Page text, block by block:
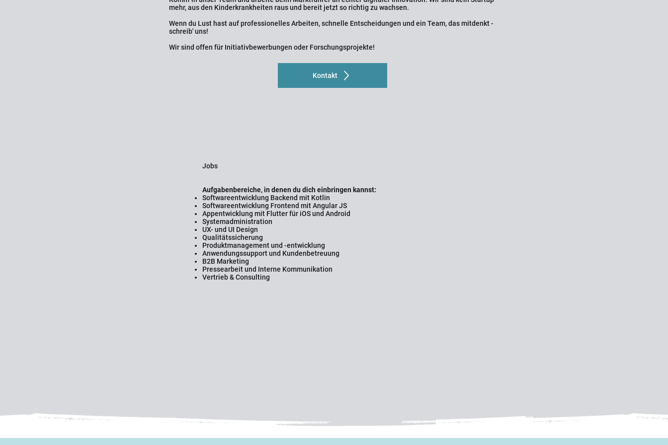
mehr, aus den Kinderkrankheiten raus und bereit jetzt so richtig zu wachsen.
Wenn du Lust hast auf professionelles Arbeiten, schnelle Entscheidungen und ein Team, das mitdenkt -
schreib' uns!
Wir sind offen für Initiativbewerbungen oder Forschungsprojekte!
Kontakt
Jobs
Aufgabenbereiche, in denen du dich einbringen kannst:
Softwareentwicklung Backend mit Kotlin
Softwareentwicklung Frontend mit Angular JS
Appentwicklung mit Flutter für iOS und Android
Systemadministration
UX- und UI Design
Qualitätssicherung
Produktmanagement und -entwicklung
Anwendungssupport und Kundenbetreuung
B2B Marketing
Pressearbeit und Interne Kommunikation
Vertrieb & Consulting